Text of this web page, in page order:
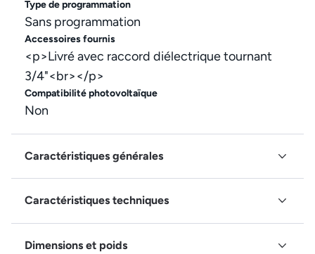
Type de programmation
Sans programmation
Accessoires fournis
<p>Livré avec raccord diélectrique tournant
3/4"<br></p>
Compatibilité photovoltaïque
Non
Caractéristiques générales
Caractéristiques techniques
Dimensions et poids